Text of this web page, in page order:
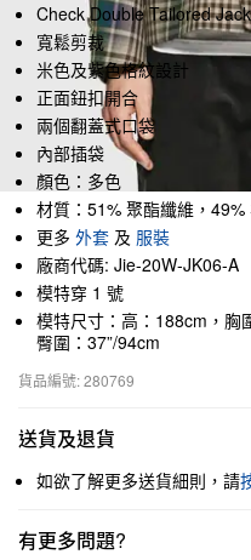
Check Double Tailored
寬鬆剪裁
米色及紫色格紋設計
正面鈕扣開合
兩個翻蓋式口袋
內部插袋
顏色：多色
材質：51% 聚酯纖維，49%
更多 外套 及 服裝
廠商代碼: Jie-20W-JK06-A
模特穿 1 號
模特尺寸：高：188cm，胸
臀圍：37”/94cm
貨品編號: 280769
送貨及退貨
如欲了解更多送貨細則，請
有更多問題?